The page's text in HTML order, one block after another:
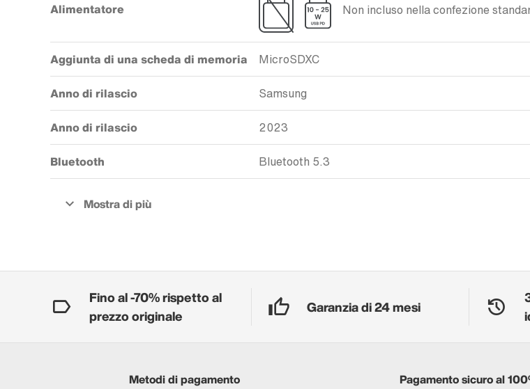
Alimentatore Non incluso nella confezione
Aggiunta di una scheda di memoria MicroSDXC
Anno di rilascio Samsung
Anno di rilascio 2023
Bluetooth Bluetooth 5.3
Fino al -70% rispetto al
prezzo originale
Garanzia di 24 mesi
Metodi di pagamento Pagamento sicuro al